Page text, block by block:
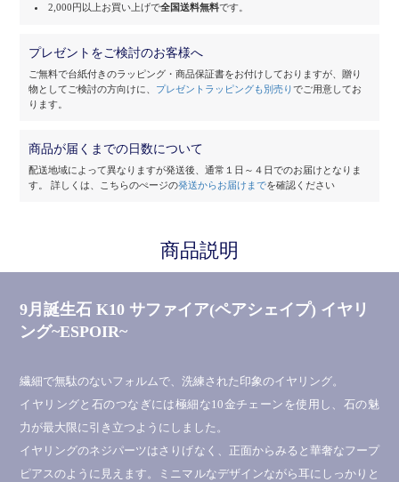
2,000円以上お買い上げで全国送料無料です。
プレゼントをご検討のお客様へ
ご無料で台紙付きのラッピング・商品保証書をお付けしておりますが、贈り
物としてご検討の方向けに、 プレゼントラッピングも別売りでご用意してお
ります。
商品が届くまでの日数について
配送地域によって異なりますが発送後、通常１日～４日でのお届けとなりま
す。
詳しくは、こちらのぺージの発送からお届けまでを確認ください
商品説明
9月誕生石 K10 サファイア(ペアシェイプ) イヤリ
ング~ESPOIR~
繊細で無駄のないフォルムで、洗練された印象のイヤリング。
イヤリングと石のつなぎには極細な10金チェーンを使用し、石の魅
力が最大限に引き立つようにしました。
イヤリングのネジパーツはさりげなく、正面からみると華奢なフープ
ピアスのように見えます。ミニマルなデザインながら耳にしっかりと